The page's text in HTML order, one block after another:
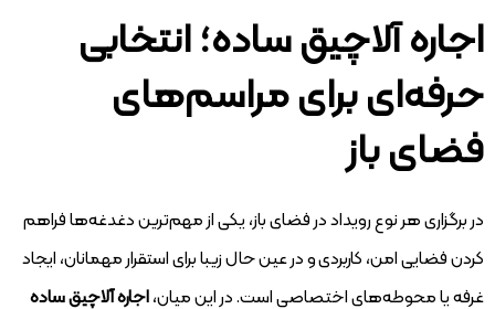
اجاره آلاچیق ساده؛ انتخابی
حرفه‌ای برای مراسم‌های
فضای باز
در برگزاری هر نوع رویداد در فضای باز، یکی از مهم‌ترین دغدغه‌ها فراهم
کردن فضایی امن، کاربردی و در عین حال زیبا برای استقرار مهمانان، ایجاد
غرفه یا محوطه‌های اختصاصی است. در این میان،اجاره آلاچیق ساده